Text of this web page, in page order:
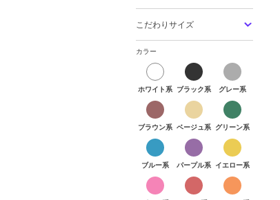
こだわりサイズ
カラー
ホワイト系 ブラック系 グレー系
ブラウン系 ベージュ系 グリーン系
ブルー系 パープル系 イエロー系